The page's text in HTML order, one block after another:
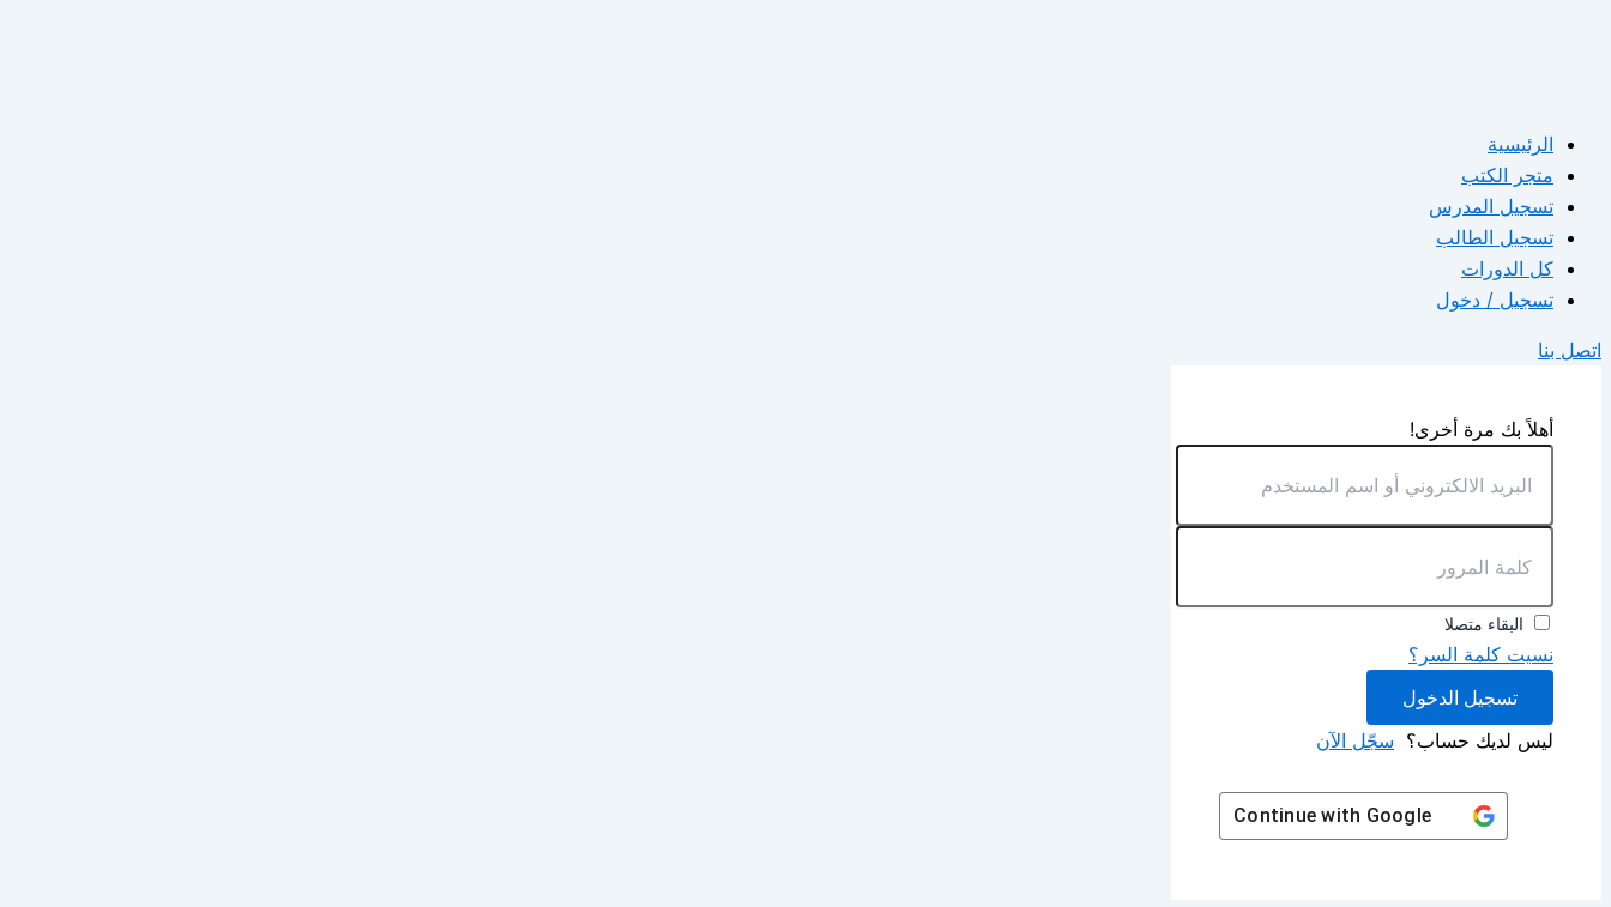
الرئيسية
متجر الكتب
تسجيل المدرس
تسجيل الطالب
كل الدورات
تسجيل / دخول
اتصل بنا
أهلاً بك مرة أخرى!
البقاء متصلا
نسيت كلمة السر؟
تسجيل الدخول
ليس لديك حساب؟ سجّل الآن
Continue with Google